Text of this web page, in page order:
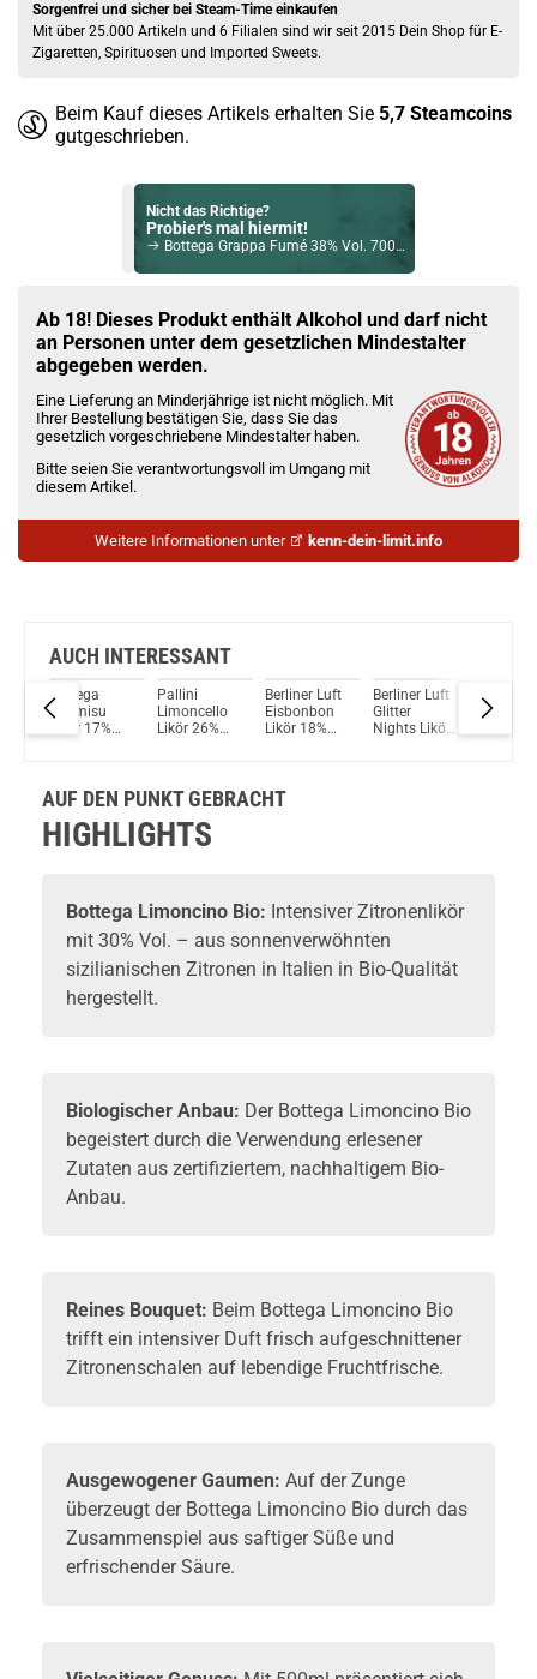
Sorgenfrei und sicher bei Steam-Time einkaufen
Mit über 25.000 Artikeln und 6 Filialen sind wir seit 2015 Dein Shop für E-
Zigaretten, Spirituosen und Imported Sweets.
Beim Kauf dieses Artikels erhalten Sie 5,7 Steamcoins
gutgeschrieben.
Nicht das Richtige?
Probier's mal hiermit!
Bottega Grappa Fumé 38% Vol. 700ml
Check das mal!
Maison Routin 1883 Bubble Gum Sirup 1000ml
Du willst Kröten sparen?
Schau mal hier!
Hellvape Grimm 3ml 1200mAh Pod Kit Resin Schwarz
Ab 18! Dieses Produkt enthält Alkohol und darf nicht
an Personen unter dem gesetzlichen Mindestalter
abgegeben werden.
Eine Lieferung an Minderjährige ist nicht möglich. Mit
Ihrer Bestellung bestätigen Sie, dass Sie das
gesetzlich vorgeschriebene Mindestalter haben.
Bitte seien Sie verantwortungsvoll im Umgang mit
diesem Artikel.
Weitere Informationen unter kenn-dein-limit.info
AUCH INTERESSANT
Bottega
Tiramisu
Likör 17%
Pallini
Limoncello
Likör 26%
Berliner Luft
Eisbonbon
Likör 18%
Berliner Luft
Glitter
Nights Likör
A.H.
AUF DEN PUNKT GEBRACHT
HIGHLIGHTS
Bottega Limoncino Bio: IntensiverZitronenlikör
mit 30% Vol. – aus sonnenverwöhnten
sizilianischen Zitronen in Italien in Bio-Qualität
hergestellt.
Biologischer Anbau: Der Bottega Limoncino Bio
begeistert durch die Verwendung erlesener
Zutaten aus zertifiziertem, nachhaltigem Bio-
Anbau.
Reines Bouquet: Beim Bottega Limoncino Bio
trifft ein intensiver Duft frisch aufgeschnittener
Zitronenschalen auf lebendige Fruchtfrische.
Ausgewogener Gaumen: Auf der Zunge
überzeugt der Bottega Limoncino Bio durch das
Zusammenspiel aus saftiger Süße und
erfrischender Säure.